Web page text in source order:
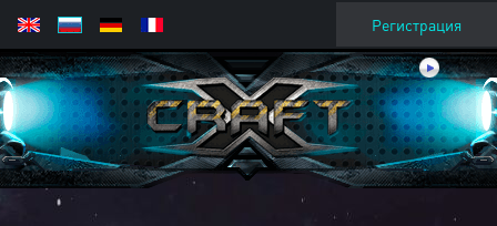
Регистрация